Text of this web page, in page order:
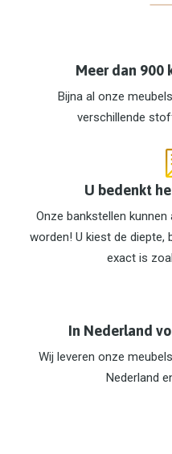
Meer dan 900
Bijna al onze
verschillende
U bedenkt
Onze bankstellen
worden! U kiest de
exact is
In Nederland
Wij leveren onze
Nederland